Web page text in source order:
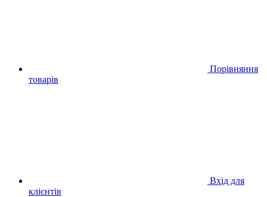
Порівняння
товарів
Вхід для
клієнтів